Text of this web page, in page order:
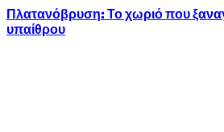
Πλατανόβρυση: Το χωριό που
υπαίθρου